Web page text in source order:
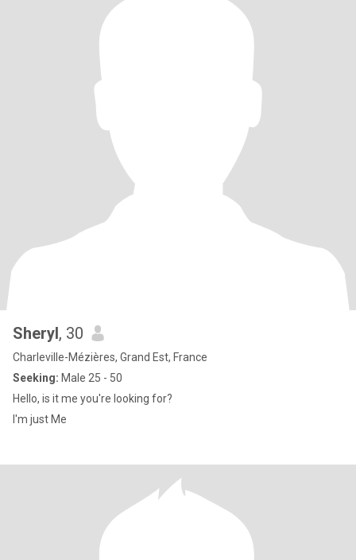
Sheryl, 30
Charleville-Mézières, Grand Est, France
Seeking: Male 25 - 50
Hello, is it me you're looking for?
I'm just Me